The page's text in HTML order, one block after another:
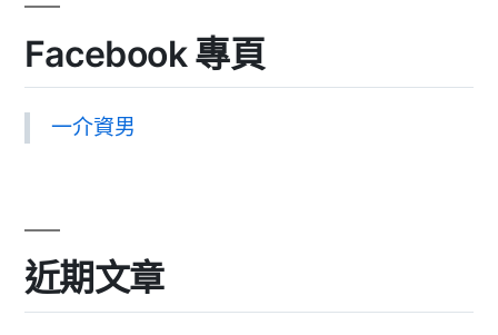
Facebook 專頁
一介資男
近期文章